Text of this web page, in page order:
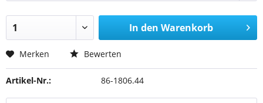
In den Warenkorb
Merken Bewerten
Artikel-Nr.: 86-1806.44